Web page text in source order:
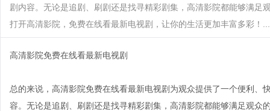
剧内容。无论是追剧、刷剧还是找寻精彩剧集，高清影院都能够满
打开高清影院，免费在线看最新电视剧，让你的生活更加丰富多彩！
高清影院免费在线看最新电视剧
总的来说，高清影院免费在线看最新电视剧为观众提供了一个便利
容。无论是追剧、刷剧还是找寻精彩剧集，高清影院都能够满足观众